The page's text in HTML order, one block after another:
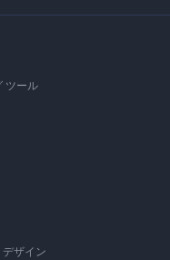
ツール
ザイン